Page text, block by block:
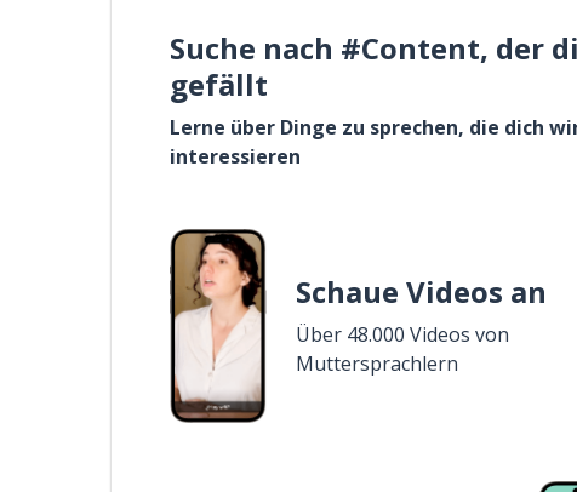
Suche nach #Content, der
gefällt
Lerne über Dinge zu sprechen, die dich
interessieren
Schaue Videos an
Über 48.000 Videos von
Muttersprachlern